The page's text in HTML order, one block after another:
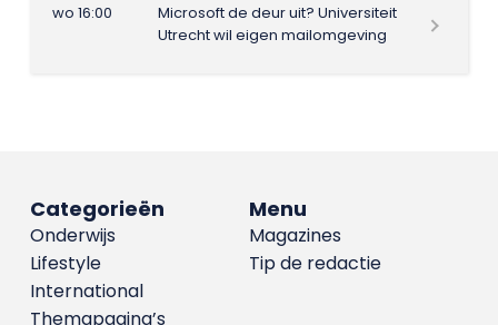
wo 16:00
Microsoft de deur uit? Universiteit
Utrecht wil eigen mailomgeving
Menu
Magazines
Tip de redactie
Categorieën
Onderwijs
Lifestyle
International
Themapagina’s